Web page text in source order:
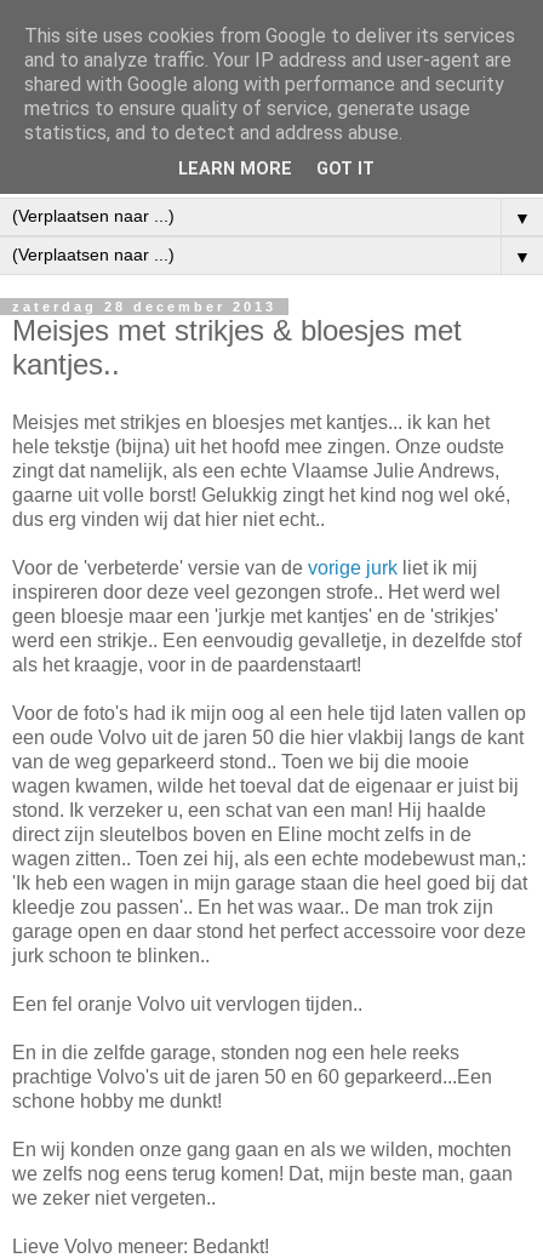
▼
▼
zaterdag 28 december 2013
Meisjes met strikjes & bloesjes met
kantjes..
Meisjes met strikjes en bloesjes met kantjes... ik kan het
hele tekstje (bijna) uit het hoofd mee zingen. Onze oudste
zingt dat namelijk, als een echte Vlaamse Julie Andrews,
gaarne uit volle borst! Gelukkig zingt het kind nog wel oké,
dus erg vinden wij dat hier niet echt..
Voor de 'verbeterde' versie van de vorige jurk liet ik mij
inspireren door deze veel gezongen strofe.. Het werd wel
geen bloesje maar een 'jurkje met kantjes' en de 'strikjes'
werd een strikje.. Een eenvoudig gevalletje, in dezelfde stof
als het kraagje, voor in de paardenstaart!
Voor de foto's had ik mijn oog al een hele tijd laten vallen op
een oude Volvo uit de jaren 50 die hier vlakbij langs de kant
van de weg geparkeerd stond.. Toen we bij die mooie
wagen kwamen, wilde het toeval dat de eigenaar er juist bij
stond. Ik verzeker u, een schat van een man! Hij haalde
direct zijn sleutelbos boven en Eline mocht zelfs in de
wagen zitten.. Toen zei hij, als een echte modebewust man,:
'Ik heb een wagen in mijn garage staan die heel goed bij dat
kleedje zou passen'.. En het was waar.. De man trok zijn
garage open en daar stond het perfect accessoire voor deze
jurk schoon te blinken..
Een fel oranje Volvo uit vervlogen tijden..
En in die zelfde garage, stonden nog een hele reeks
prachtige Volvo's uit de jaren 50 en 60 geparkeerd...Een
schone hobby me dunkt!
En wij konden onze gang gaan en als we wilden, mochten
we zelfs nog eens terug komen! Dat, mijn beste man, gaan
we zeker niet vergeten..
Lieve Volvo meneer: Bedankt!
This site uses cookies from Google to deliver its services
and to analyze traffic. Your IP address and user-agent are
shared with Google along with performance and security
metrics to ensure quality of service, generate usage
statistics, and to detect and address abuse.
LEARN MORE GOT IT